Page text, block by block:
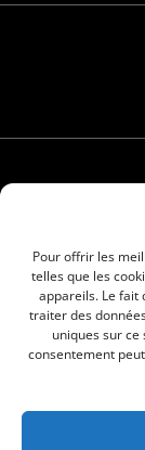
Pour offrir les
telles que les
appareils. Le fait
traiter des
uniques sur
consentement